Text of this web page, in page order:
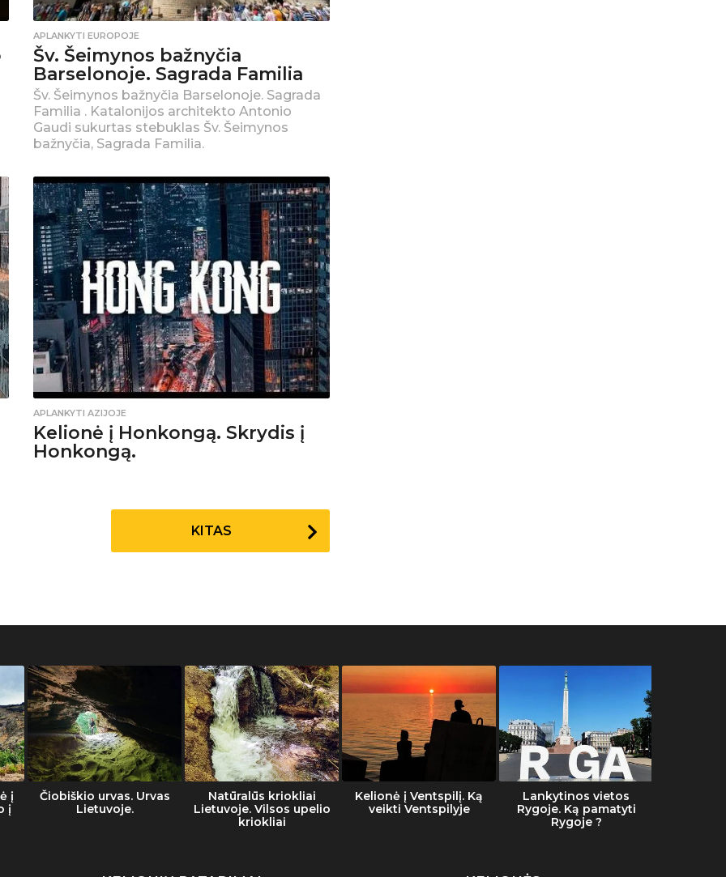
APLANKYTI EUROPOJE
Šv. Šeimynos bažnyčia
Barselonoje. Sagrada Familia
Šv. Šeimynos bažnyčia Barselonoje. Sagrada
Familia . Katalonijos architekto Antonio
Gaudi sukurtas stebuklas Šv. Šeimynos
bažnyčia, Sagrada Familia.
APLANKYTI AZIJOJE
Kelionė į Honkongą. Skrydis į
Honkongą.
KITAS
į
į
Čiobiškio urvas. Urvas
Lietuvoje.
Natūralūs kriokliai
Lietuvoje. Vilsos upelio
kriokliai
Kelionė į Ventspilį. Ką
veikti Ventspilyje
Lankytinos vietos
Rygoje. Ką pamatyti
Rygoje ?